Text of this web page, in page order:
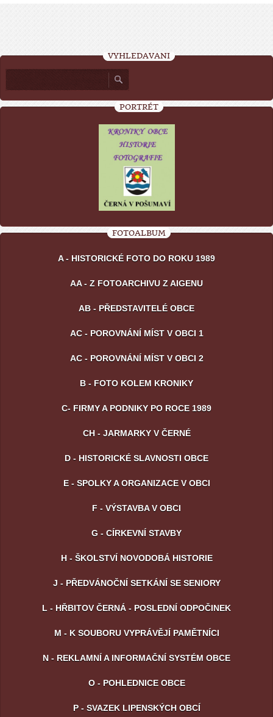
VYHLEDÁVÁNÍ
PORTRÉT
FOTOALBUM
A - HISTORICKÉ FOTO DO ROKU 1989
AA - Z FOTOARCHIVU Z AIGENU
AB - PŘEDSTAVITELÉ OBCE
AC - POROVNÁNÍ MÍST V OBCI 1
AC - POROVNÁNÍ MÍST V OBCI 2
B - FOTO KOLEM KRONIKY
C- FIRMY A PODNIKY PO ROCE 1989
CH - JARMARKY V ČERNÉ
D - HISTORICKÉ SLAVNOSTI OBCE
E - SPOLKY A ORGANIZACE V OBCI
F - VÝSTAVBA V OBCI
G - CÍRKEVNÍ STAVBY
H - ŠKOLSTVÍ NOVODOBÁ HISTORIE
J - PŘEDVÁNOČNÍ SETKÁNÍ SE SENIORY
L - HŘBITOV ČERNÁ - POSLEDNÍ ODPOČINEK
M - K SOUBORU VYPRÁVĚJÍ PAMĚTNÍCI
N - REKLAMNÍ A INFORMAČNÍ SYSTÉM OBCE
O - POHLEDNICE OBCE
P - SVAZEK LIPENSKÝCH OBCÍ